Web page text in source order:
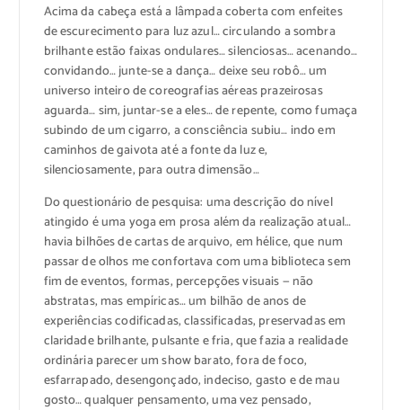
Acima da cabeça está a lâmpada coberta com enfeites
de escurecimento para luz azul… circulando a sombra
brilhante estão faixas ondulares… silenciosas… acenando…
convidando… junte-se a dança… deixe seu robô… um
universo inteiro de coreografias aéreas prazeirosas
aguarda… sim, juntar-se a eles… de repente, como fumaça
subindo de um cigarro, a consciência subiu… indo em
caminhos de gaivota até a fonte da luz e,
silenciosamente, para outra dimensão…
Do questionário de pesquisa: uma descrição do nível
atingido é uma yoga em prosa além da realização atual…
havia bilhões de cartas de arquivo, em hélice, que num
passar de olhos me confortava com uma biblioteca sem
fim de eventos, formas, percepções visuais — não
abstratas, mas empíricas… um bilhão de anos de
experiências codificadas, classificadas, preservadas em
claridade brilhante, pulsante e fria, que fazia a realidade
ordinária parecer um show barato, fora de foco,
esfarrapado, desengonçado, indeciso, gasto e de mau
gosto… qualquer pensamento, uma vez pensado,